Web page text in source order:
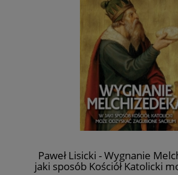
Paweł Lisicki - Wygnanie
jaki sposób Kościół Katolicki